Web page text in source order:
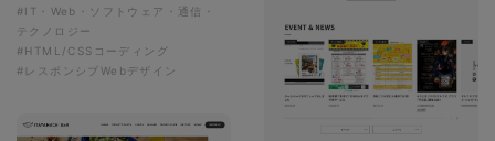
#IT・Web・ソフトウェア・通信・
テクノロジー
#HTML/CSSコーディング
#レスポンシブWebデザイン